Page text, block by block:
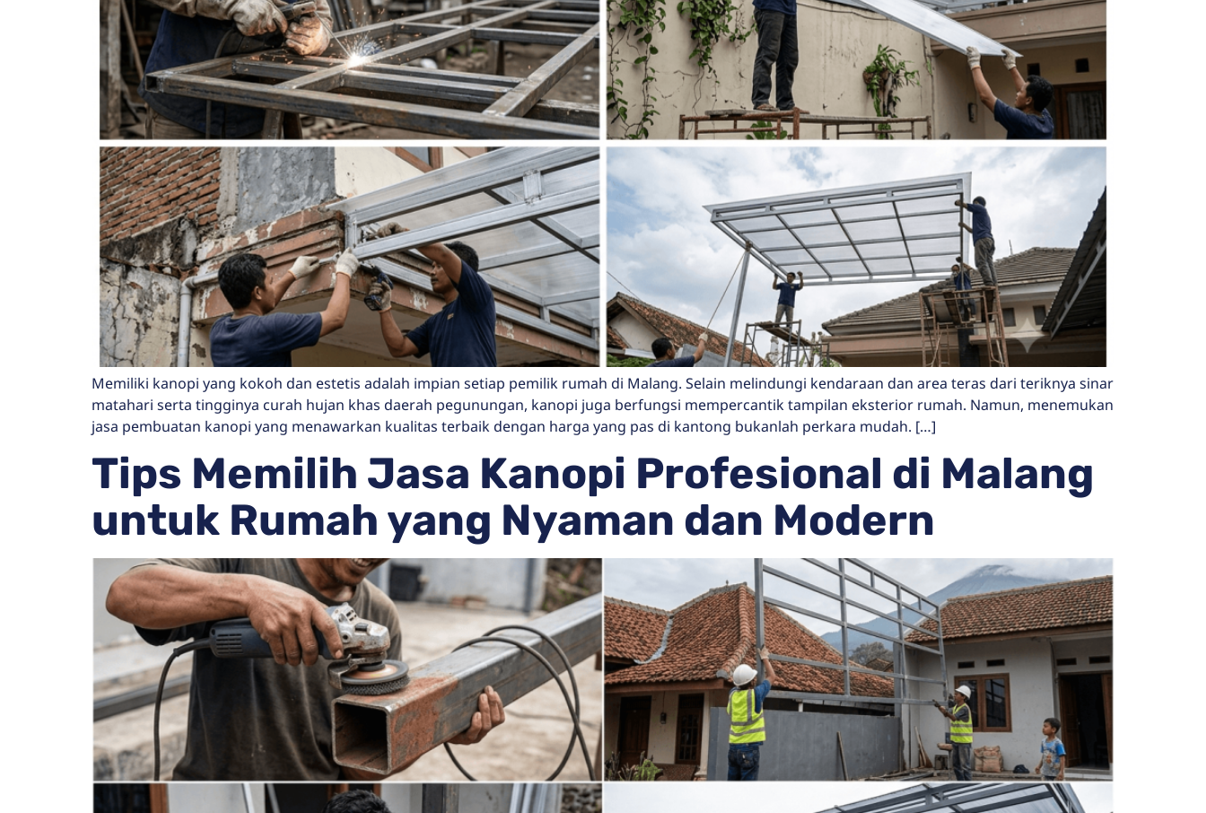
Memiliki kanopi yang kokoh dan estetis adalah impian setiap pemilik rumah di Malang. Selain melindungi kendaraan dan area teras dari teriknya sinar
matahari serta tingginya curah hujan khas daerah pegunungan, kanopi juga berfungsi mempercantik tampilan eksterior rumah. Namun, menemukan
jasa pembuatan kanopi yang menawarkan kualitas terbaik dengan harga yang pas di kantong bukanlah perkara mudah. […]
Tips Memilih Jasa Kanopi Profesional di Malang
untuk Rumah yang Nyaman dan Modern